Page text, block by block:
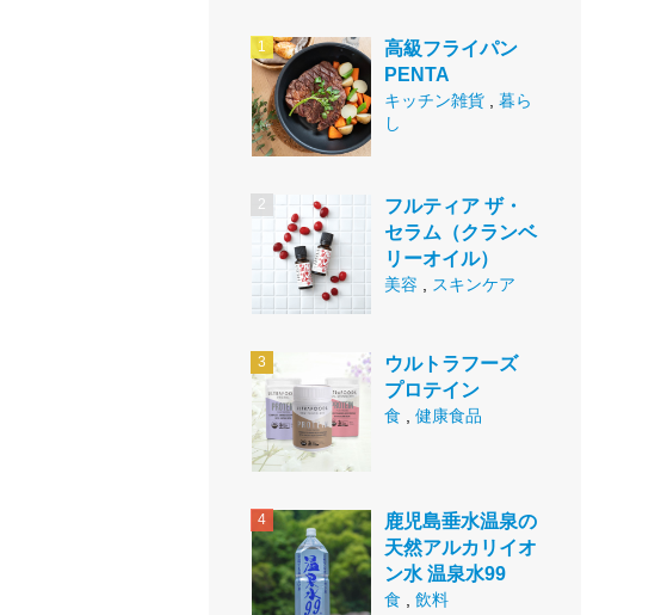
高級フライパン
PENTA
キッチン雑貨
暮ら
し
フルティア ザ・
セラム（クランベ
リーオイル）
美容 スキンケア
ウルトラフーズ
プロテイン
食 健康食品
鹿児島垂水温泉の
天然アルカリイオ
ン水 温泉水99
食 飲料